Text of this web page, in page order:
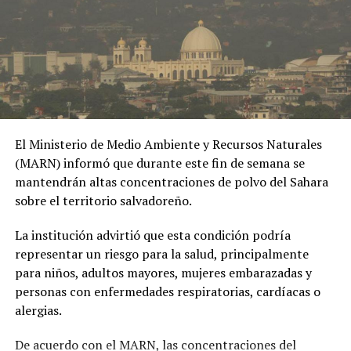
Pero en el vasto universo digital también han emergido
controvertidos personajes que terminaron asesinados
en medio de sospechas sobre nexos con criminales.
El pasado 9 de enero, medios reportaron que una
avioneta arrojó en Culiacán (noroeste) panfletos que
amenazaban a una veintena de artistas y youtubers por
supuestos tratos con «Los Chapitos», una de las
facciones en guerra por el control del cártel de Sinaloa
fundado por el detenido Joaquín «Chapo» Guzmán.
Cuatro de esas personas aparecían como «eliminadas»,
entre ellas Jesús Vivanco («Jasper»), asesinado en
noviembre de 2024, casi un año después de que Estados
Unidos lo acusó de tráfico de cocaína y metanfetaminas.
También figuraba el cantante de corridos tumbados
Peso Pluma, quien no se ha referido a esas
El Ministerio de Medio Ambiente y Recursos Naturales
(MARN) informó que durante este fin de semana se
mantendrán altas concentraciones de polvo del Sahara
sobre el territorio salvadoreño.
La institución advirtió que esta condición podría
representar un riesgo para la salud, principalmente
para niños, adultos mayores, mujeres embarazadas y
personas con enfermedades respiratorias, cardíacas o
alergias.
De acuerdo con el MARN, las concentraciones del